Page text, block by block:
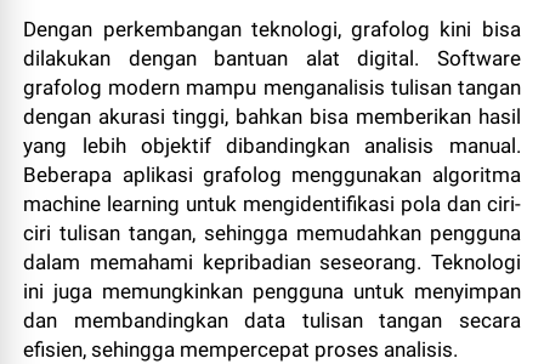
Dengan perkembangan teknologi, grafolog kini bisa
dilakukan dengan bantuan alat digital. Software
grafolog modern mampu menganalisis tulisan tangan
dengan akurasi tinggi, bahkan bisa memberikan hasil
yang lebih objektif dibandingkan analisis manual.
Beberapa aplikasi grafolog menggunakan algoritma
machine learning untuk mengidentifikasi pola dan ciri-
ciri tulisan tangan, sehingga memudahkan pengguna
dalam memahami kepribadian seseorang. Teknologi
ini juga memungkinkan pengguna untuk menyimpan
dan membandingkan data tulisan tangan secara
efisien, sehingga mempercepat proses analisis.